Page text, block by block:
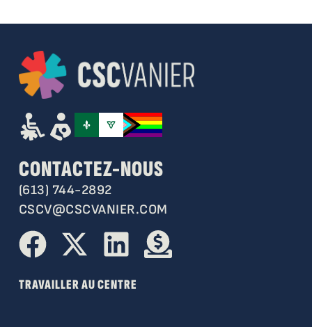
CONTACTEZ-NOUS
(613) 744-2892
CSCV@CSCVANIER.COM
TRAVAILLER AU CENTRE